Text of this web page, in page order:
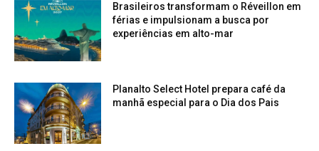
Brasileiros transformam o Réveillon em
férias e impulsionam a busca por
experiências em alto-mar
Planalto Select Hotel prepara café da
manhã especial para o Dia dos Pais